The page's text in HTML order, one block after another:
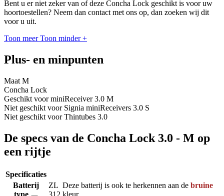
Bent u er niet zeker van of deze Concha Lock geschikt is voor uw
hoortoestellen? Neem dan contact met ons op, dan zoeken wij dit
voor u uit.
Toon meer Toon minder +
Plus- en minpunten
Maat M
Concha Lock
Geschikt voor miniReceiver 3.0 M
Niet geschikt voor Signia miniReceivers 3.0 S
Niet geschikt voor Thintubes 3.0
De specs van de Concha Lock 3.0 - M op
een rijtje
Specificaties
Batterij
type
ZL
312
Deze batterij is ook te herkennen aan de bruine
kleur.